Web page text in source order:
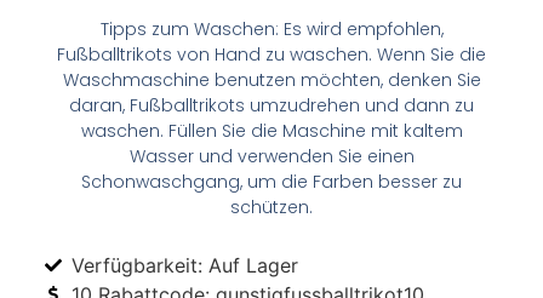
Tipps zum Waschen: Es wird empfohlen,
Fußballtrikots von Hand zu waschen. Wenn Sie die
Waschmaschine benutzen möchten, denken Sie
daran, Fußballtrikots umzudrehen und dann zu
waschen. Füllen Sie die Maschine mit kaltem
Wasser und verwenden Sie einen
Schonwaschgang, um die Farben besser zu
schützen.
Verfügbarkeit: Auf Lager